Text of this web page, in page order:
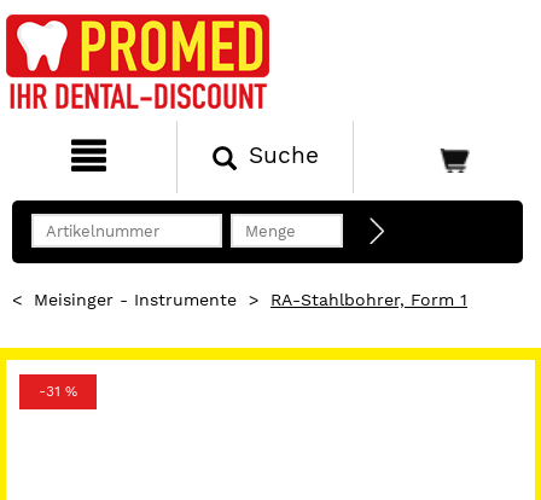
Suche
< Meisinger - Instrumente > RA-Stahlbohrer, Form 1
-31 %